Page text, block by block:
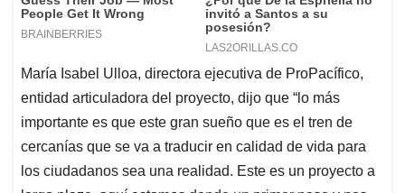
María Isabel Ulloa, directora ejecutiva de ProPacífico,
entidad articuladora del proyecto, dijo que “lo más
importante es que este gran sueño que es el tren de
cercanías que se va a traducir en calidad de vida para
los ciudadanos sea una realidad. Este es un proyecto a